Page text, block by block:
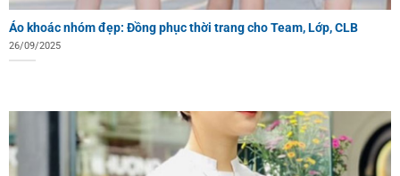
Áo khoác nhóm đẹp: Đồng phục thời trang cho Team, Lớp, CLB
26/09/2025